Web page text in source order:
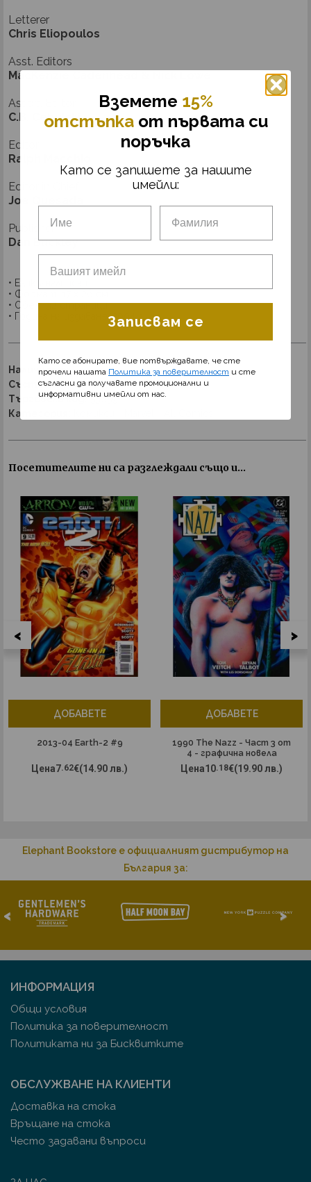
Letterer
Chris Eliopoulos
Asst. Editors
MacKenzie Cadenhead & Nick Lowe
Assoc. Editor
C.B. Cebulski
Editor
Ralph Macchio
Editor in Chief
Joe Quesada
Publisher
Dan Buckley
• Език: английски
• Формат: 17 х 26 см
• Обем: 32 страници
• Година на издаване: 2004 г.
Наличност:
Изчерпано
Състояние:Използвано
Търговски код:53039
Категория:
Посетителите ни са разглеждали също и...
ДОБАВЕТЕ
2013-04 Earth-2 #9
Цена7.62€(14.90 лв.)
ДОБАВЕТЕ
1990 The Nazz - Част 3 от
4 - графична новела
Цена10.18€(19.90 лв.)
< >
Elephant Bookstore е официалният дистрибутор на
България за:
< >
ИНФОРМАЦИЯ
Общи условия
Политика за поверителност
Политиката ни за Бисквитките
ОБСЛУЖВАНЕ НА КЛИЕНТИ
Доставка на стока
Връщане на стока
Често задавани въпроси
Вземетe 15%
отстъпка от първата си
поръчка
Като се запишете за нашите
имейли:
Записвам се
Като се абонирате, вие потвърждавате, че сте
прочели нашата Политика за поверителност и сте
съгласни да получавате промоционални и
информативни имейли от нас.